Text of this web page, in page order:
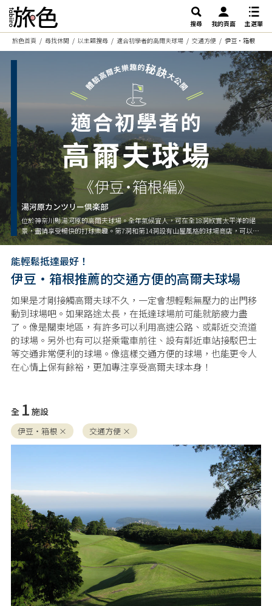
搜尋 我的頁面
主選單
旅色首頁
尋找休閒 以主題搜尋 適合初學者的高爾夫球場 交通方便 伊豆・箱根
《伊豆・箱根編》
湯河原カンツリー倶楽部
位於神奈川縣湯河原的高爾夫球場。全年氣候宜人，可在全18洞欣賞太平洋的絕
景，盡情享受暢快的打球樂趣。第7洞和第14洞設有山屋風格的球場商店，可以在
欣賞四季自然美景的同時享受休息的樂趣。周邊溫泉及旅館設施齊全，也推薦兼
能輕鬆抵達最好！
伊豆・箱根推薦的交通方便的高爾夫球場
如果是才剛接觸高爾夫球不久，一定會想輕鬆無壓力的出門移
動到球場吧。如果路途太長，在抵達球場前可能就筋疲力盡
了。像是關東地區，有許多可以利用高速公路、或鄰近交流道
的球場。另外也有可以搭乘電車前往、設有鄰近車站接駁巴士
等交通非常便利的球場。像這樣交通方便的球場，也能更令人
在心情上保有餘裕，更加專注享受高爾夫球本身！
全 1 施設
伊豆・箱根 × 交通方便 ×